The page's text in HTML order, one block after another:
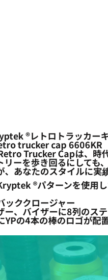
®レトロトラッカー
trucker cap 6606KR
Trucker Capは、時
リーを歩き回るにして
、あなたのスタイルに実
®パターンを使用
ッククロージャー
ー、バイザーに8列のス
の4本の棒のロゴが配